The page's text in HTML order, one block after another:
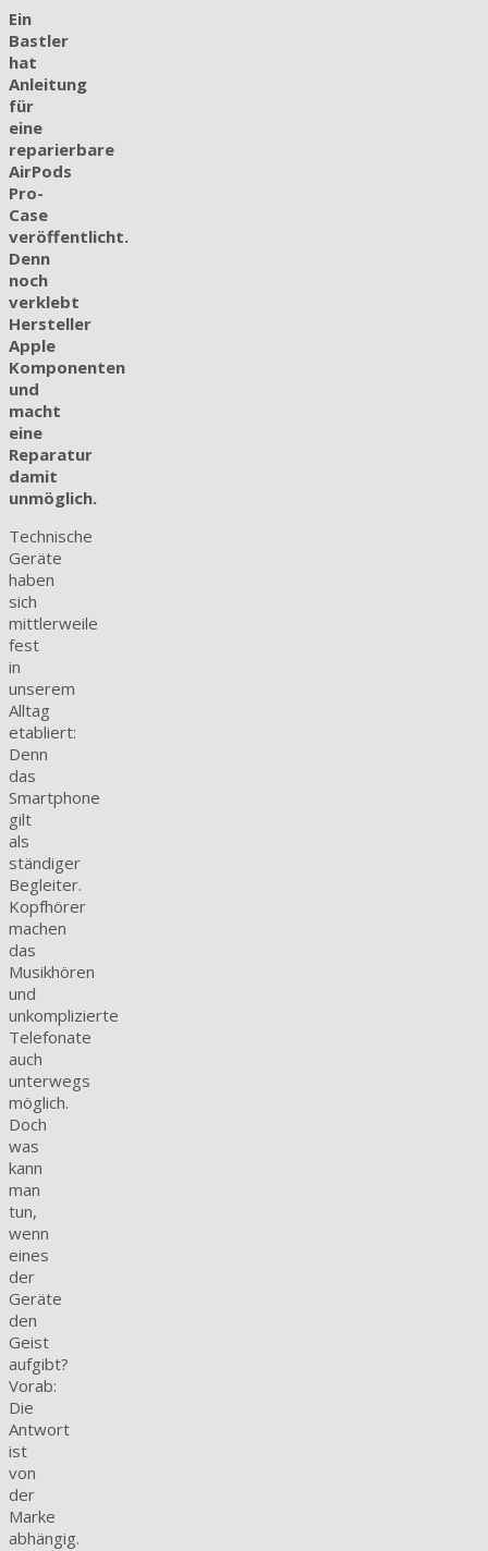
Ein
Bastler
hat
Anleitung
für
eine
reparierbare
AirPods
Pro-
Case
veröffentlicht.
Denn
noch
verklebt
Hersteller
Apple
Komponenten
und
macht
eine
Reparatur
damit
unmöglich.
Technische
Geräte
haben
sich
mittlerweile
fest
in
unserem
Alltag
etabliert:
Denn
das
Smartphone
gilt
als
ständiger
Begleiter.
Kopfhörer
machen
das
Musikhören
und
unkomplizierte
Telefonate
auch
unterwegs
möglich.
Doch
was
kann
man
tun,
wenn
eines
der
Geräte
den
Geist
aufgibt?
Vorab:
Die
Antwort
ist
von
der
Marke
abhängig.